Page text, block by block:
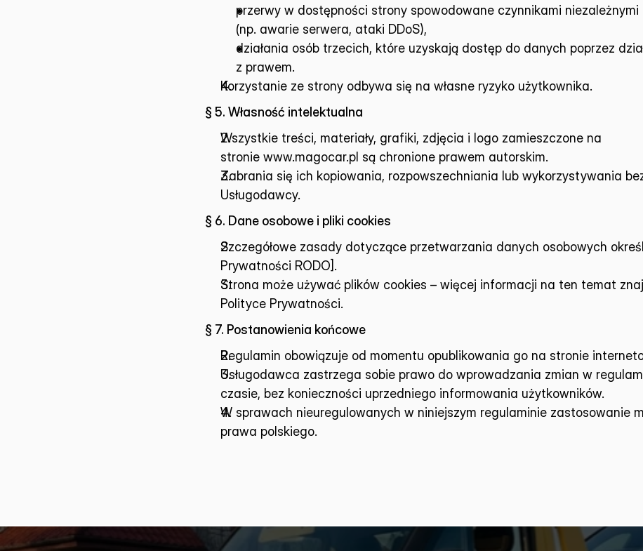
przerwy w dostępności strony spowodowane czynnikami niezależnymi
(np. awarie serwera, ataki DDoS),
działania osób trzecich, które uzyskają dostęp do danych poprzez
z prawem.
Korzystanie ze strony odbywa się na własne ryzyko użytkownika.
§ 5. Własność intelektualna
Wszystkie treści, materiały, grafiki, zdjęcia i logo zamieszczone na
stronie www.magocar.pl są chronione prawem autorskim.
Zabrania się ich kopiowania, rozpowszechniania lub wykorzystywania
Usługodawcy.
§ 6. Dane osobowe i pliki cookies
Szczegółowe zasady dotyczące przetwarzania danych osobowych
Prywatności RODO].
Strona może używać plików cookies – więcej informacji na ten temat
Polityce Prywatności.
§ 7. Postanowienia końcowe
Regulamin obowiązuje od momentu opublikowania go na stronie
Usługodawca zastrzega sobie prawo do wprowadzania zmian w
czasie, bez konieczności uprzedniego informowania użytkowników.
W sprawach nieuregulowanych w niniejszym regulaminie zastosowanie
prawa polskiego.